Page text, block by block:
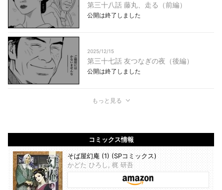
第三十八話 藤丸、走る（前編）
公開は終了しました
2025/12/15
第三十七話 友つなぎの夜（後編）
公開は終了しました
もっと見る
コミックス情報
そば屋幻庵 (1) (SPコミックス)
かどた ひろし, 梶 研吾